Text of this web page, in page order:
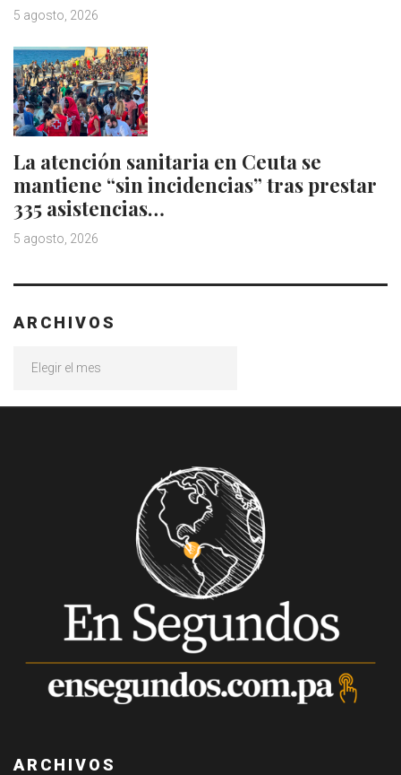
5 agosto, 2026
La atención sanitaria en Ceuta se
mantiene “sin incidencias” tras prestar
335 asistencias…
5 agosto, 2026
ARCHIVOS
ARCHIVOS